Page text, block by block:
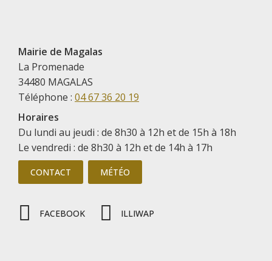
Mairie de Magalas
La Promenade
34480 MAGALAS
Téléphone : 04 67 36 20 19
Horaires
Du lundi au jeudi : de 8h30 à 12h et de 15h à 18h
Le vendredi : de 8h30 à 12h et de 14h à 17h
CONTACT MÉTÉO
FACEBOOK ILLIWAP